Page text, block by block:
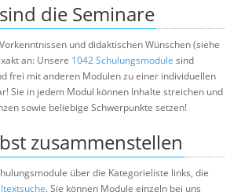
die Seminare
und didaktischen Wünschen (siehe
an: Unsere 1042 Schulungsmodule sind
frei mit anderen Modulen zu einer individuellen
Sie in jedem Modul können Inhalte streichen und
sowie beliebige Schwerpunkte setzen!
zusammenstellen
über die Kategorieliste links, die
. Sie können Module einzeln bei uns